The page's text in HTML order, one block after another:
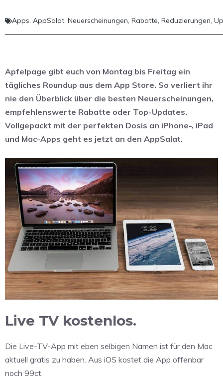
Apps, AppSalat, Neuerscheinungen, Rabatte, Reduzierungen,
Apfelpage gibt euch von Montag bis Freitag ein
tägliches Roundup aus dem App Store. So verliert ihr
nie den Überblick über die besten Neuerscheinungen,
empfehlenswerte Rabatte oder Top-Updates.
Vollgepackt mit der perfekten Dosis an iPhone-, iPad
und Mac-Apps geht es jetzt an den AppSalat.
Live TV kostenlos.
Die Live-TV-App mit eben selbigen Namen ist für den Mac
aktuell gratis zu haben. Aus iOS kostet die App offenbar
noch 99ct.